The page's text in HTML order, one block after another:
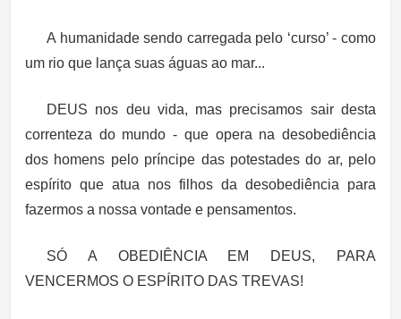
A humanidade sendo carregada pelo ‘curso’ - como
um rio que lança suas águas ao mar...
DEUS nos deu vida, mas precisamos sair desta
correnteza do mundo - que opera na desobediência
dos homens pelo príncipe das potestades do ar, pelo
espírito que atua nos filhos da desobediência para
fazermos a nossa vontade e pensamentos.
SÓ A OBEDIÊNCIA EM DEUS, PARA
VENCERMOS O ESPÍRITO DAS TREVAS!